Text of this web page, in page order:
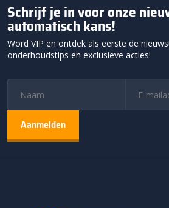
Schrijf je in voor onze
automatisch kans!
Word VIP en ontdek als eerste de
onderhoudstips en exclusieve acties!